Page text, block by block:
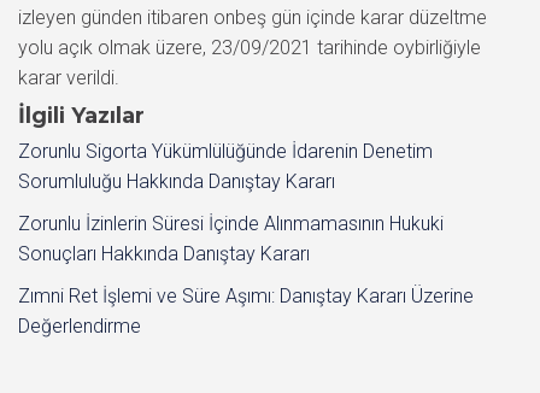
izleyen günden itibaren onbeş gün içinde karar düzeltme
yolu açık olmak üzere, 23/09/2021 tarihinde oybirliğiyle
karar verildi.
İlgili Yazılar
Zorunlu Sigorta Yükümlülüğünde İdarenin Denetim
Sorumluluğu Hakkında Danıştay Kararı
Zorunlu İzinlerin Süresi İçinde Alınmamasının Hukuki
Sonuçları Hakkında Danıştay Kararı
Zımni Ret İşlemi ve Süre Aşımı: Danıştay Kararı Üzerine
Değerlendirme